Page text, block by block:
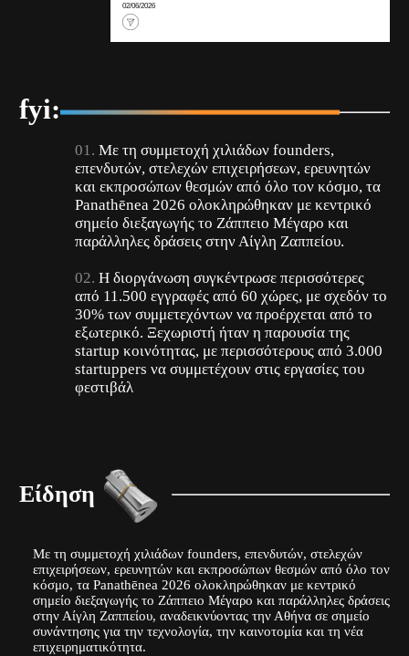
02/06/2026
fyi:
Με τη συμμετοχή χιλιάδων founders,
επενδυτών, στελεχών επιχειρήσεων, ερευνητών
και εκπροσώπων θεσμών από όλο τον κόσμο, τα
Panathēnea 2026 ολοκληρώθηκαν με κεντρικό
σημείο διεξαγωγής το Ζάππειο Μέγαρο και
παράλληλες δράσεις στην Αίγλη Ζαππείου.
Η διοργάνωση συγκέντρωσε περισσότερες
από 11.500 εγγραφές από 60 χώρες, με σχεδόν το
30% των συμμετεχόντων να προέρχεται από το
εξωτερικό. Ξεχωριστή ήταν η παρουσία της
startup κοινότητας, με περισσότερους από 3.000
startuppers να συμμετέχουν στις εργασίες του
φεστιβάλ
Είδηση
Με τη συμμετοχή χιλιάδων founders, επενδυτών, στελεχών
επιχειρήσεων, ερευνητών και εκπροσώπων θεσμών από όλο τον
κόσμο, τα Panathēnea 2026 ολοκληρώθηκαν με κεντρικό
σημείο διεξαγωγής το Ζάππειο Μέγαρο και παράλληλες δράσεις
στην Αίγλη Ζαππείου, αναδεικνύοντας την Αθήνα σε σημείο
συνάντησης για την τεχνολογία, την καινοτομία και τη νέα
επιχειρηματικότητα.